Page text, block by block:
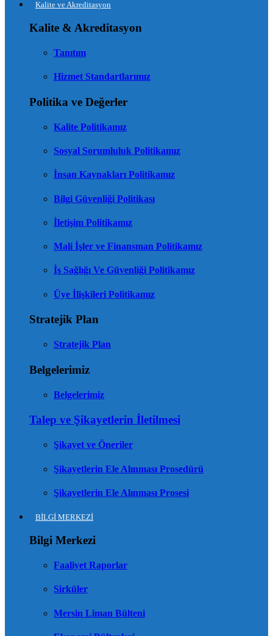
Kalite ve Akreditasyon
Kalite & Akreditasyon
Tanıtım
Hizmet Standartlarımız
Politika ve Değerler
Kalite Politikamız
Sosyal Sorumluluk Politikamız
İnsan Kaynakları Politikamız
Bilgi Güvenliği Politikası
İletişim Politikamız
Mali İşler ve Finansman Politikamız
İş Sağlığı Ve Güvenliği Politikamız
Üye İlişkileri Politikamız
Stratejik Plan
Stratejik Plan
Belgelerimiz
Belgelerimiz
Talep ve Şikayetlerin İletilmesi
Şikayet ve Öneriler
Şikayetlerin Ele Alınması Prosedürü
Şikayetlerin Ele Alınması Prosesi
BİLGİ MERKEZİ
Bilgi Merkezi
Faaliyet Raporlar
Sirküler
Mersin Liman Bülteni